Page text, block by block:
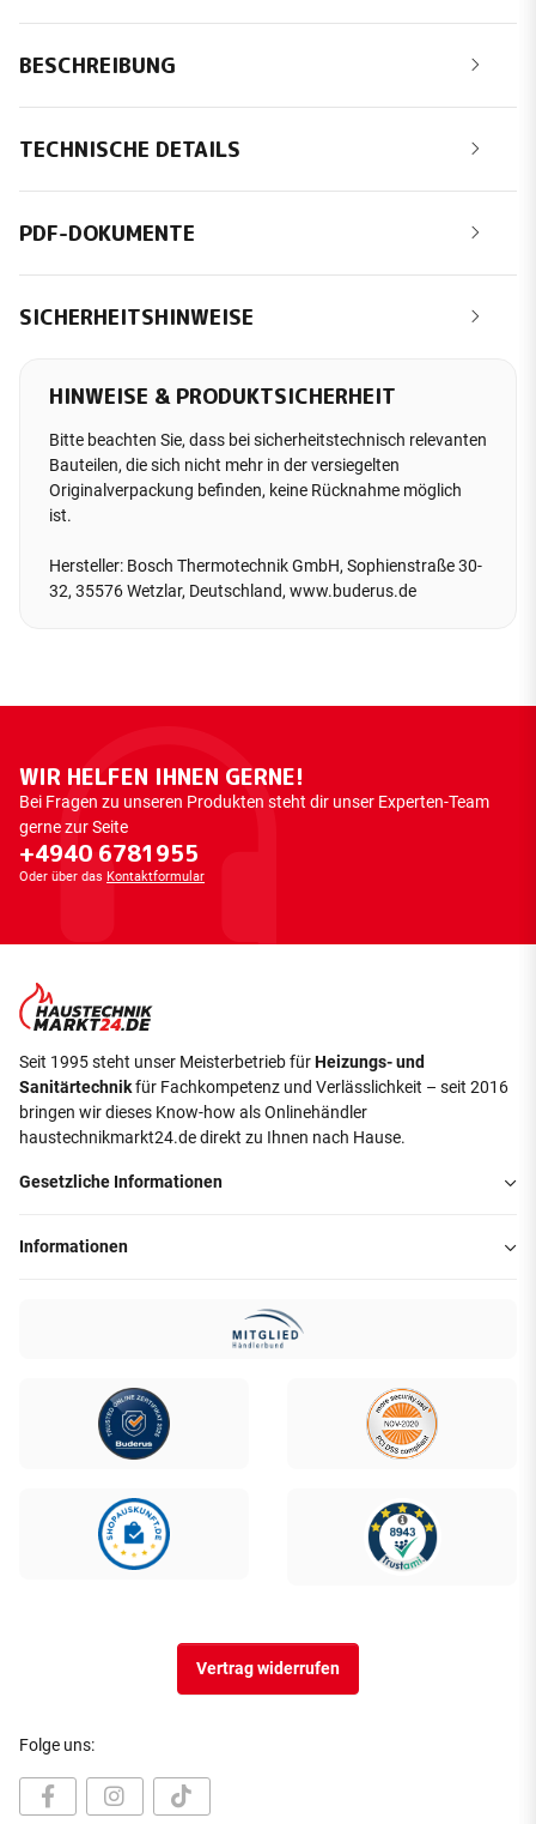
BESCHREIBUNG
TECHNISCHE DETAILS
PDF-DOKUMENTE
SICHERHEITSHINWEISE
HINWEISE & PRODUKTSICHERHEIT
Bitte beachten Sie, dass bei sicherheitstechnisch relevanten
Bauteilen, die sich nicht mehr in der versiegelten
Originalverpackung befinden, keine Rücknahme möglich
ist.
Hersteller: Bosch Thermotechnik GmbH, Sophienstraße 30-
32, 35576 Wetzlar, Deutschland, www.buderus.de
WIR HELFEN IHNEN GERNE!
Bei Fragen zu unseren Produkten steht dir unser Experten-Team
gerne zur Seite
+4940 6781955
Oder über das Kontaktformular
Seit 1995 steht unser Meisterbetrieb fürHeizungs- und
Sanitärtechnikfür Fachkompetenz und Verlässlichkeit – seit 2016
bringen wir dieses Know-how als Onlinehändler
haustechnikmarkt24.de direkt zu Ihnen nach Hause.
Gesetzliche Informationen
Informationen
Vertrag widerrufen
Folge uns: